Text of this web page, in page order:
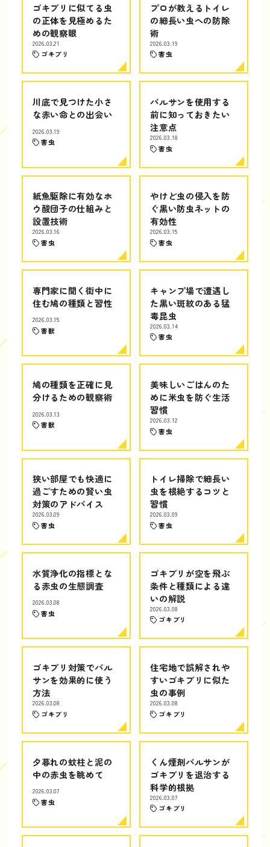
ゴキブリに似てる虫
の正体を見極めるた
めの観察眼
2026.03.21
ゴキブリ
プロが教えるトイレ
の細長い虫への防除
術
2026.03.19
害虫
川底で見つけた小さ
な赤い命との出会い
2026.03.19
害虫
バルサンを使用する
前に知っておきたい
注意点
2026.03.18
害虫
紙魚駆除に有効なホ
ウ酸団子の仕組みと
設置技術
2026.03.16
害虫
やけど虫の侵入を防
ぐ黒い防虫ネットの
有効性
2026.03.15
害虫
専門家に聞く街中に
住む鳩の種類と習性
2026.03.15
害獣
キャンプ場で遭遇し
た黒い斑紋のある猛
毒昆虫
2026.03.14
害虫
鳩の種類を正確に見
分けるための観察術
2026.03.13
害獣
美味しいごはんのた
めに米虫を防ぐ生活
習慣
2026.03.12
害虫
狭い部屋でも快適に
過ごすための賢い虫
対策のアドバイス
2026.03.09
害虫
トイレ掃除で細長い
虫を根絶するコツと
習慣
2026.03.09
害虫
水質浄化の指標とな
る赤虫の生態調査
2026.03.08
害虫
ゴキブリが空を飛ぶ
条件と種類による違
いの解説
2026.03.08
ゴキブリ
ゴキブリ対策でバル
サンを効果的に使う
方法
2026.03.08
ゴキブリ
住宅地で誤解されや
すいゴキブリに似た
虫の事例
2026.03.08
ゴキブリ
夕暮れの蚊柱と泥の
中の赤虫を眺めて
2026.03.07
害虫
くん煙剤バルサンが
ゴキブリを退治する
科学的根拠
2026.03.07
ゴキブリ